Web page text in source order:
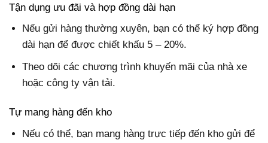
Tận dụng ưu đãi và hợp đồng dài hạn
Nếu gửi hàng thường xuyên, bạn có thể ký hợp đồng
dài hạn để được chiết khấu 5 – 20%.
Theo dõi các chương trình khuyến mãi của nhà xe
hoặc công ty vận tải.
Tự mang hàng đến kho
Nếu có thể, bạn mang hàng trực tiếp đến kho gửi để